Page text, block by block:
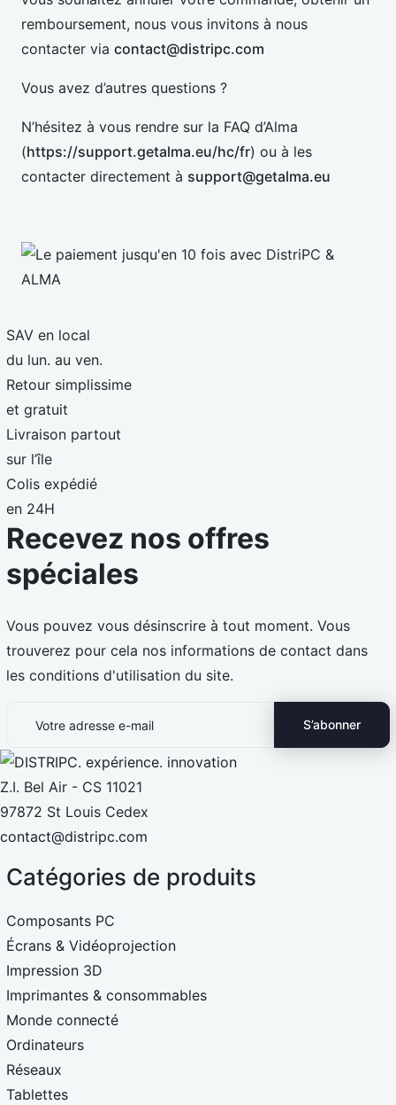
remboursement, nous vous invitons à nous
contacter via contact@distripc.com
Vous avez d’autres questions ?
N’hésitez à vous rendre sur la FAQ d’Alma
(https://support.getalma.eu/hc/fr) ou à les
contacter directement à support@getalma.eu
SAV en local
du lun. au ven.
Retour simplissime
et gratuit
Livraison partout
sur l’île
Colis expédié
en 24H
Recevez nos offres
spéciales
Vous pouvez vous désinscrire à tout moment. Vous
trouverez pour cela nos informations de contact dans
les conditions d'utilisation du site.
Z.I. Bel Air - CS 11021
97872 St Louis Cedex
contact@distripc.com
Catégories de produits
Composants PC
Écrans & Vidéoprojection
Impression 3D
Imprimantes & consommables
Monde connecté
Ordinateurs
Réseaux
Tablettes